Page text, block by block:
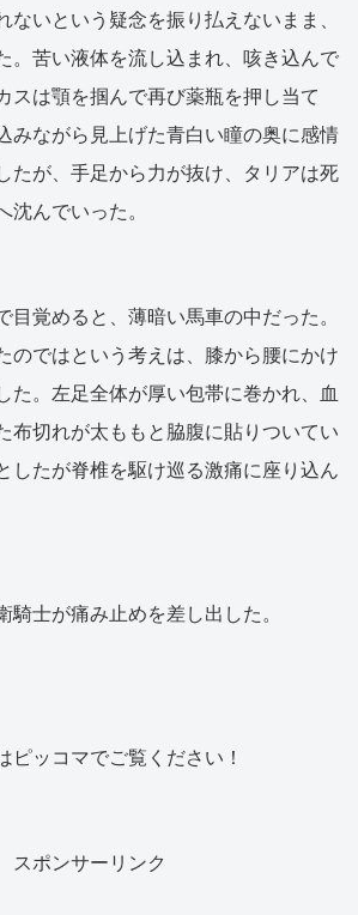
ないという疑念を振り払えないまま、
。苦い液体を流し込まれ、咳き込んで
スは顎を掴んで再び薬瓶を押し当て
みながら見上げた青白い瞳の奥に感情
たが、手足から力が抜け、タリアは死
沈んでいった。
目覚めると、薄暗い馬車の中だった。
のではという考えは、膝から腰にかけ
た。左足全体が厚い包帯に巻かれ、血
布切れが太ももと脇腹に貼りついてい
したが脊椎を駆け巡る激痛に座り込ん
騎士が痛み止めを差し出した。
ピッコマでご覧ください！
スポンサーリンク